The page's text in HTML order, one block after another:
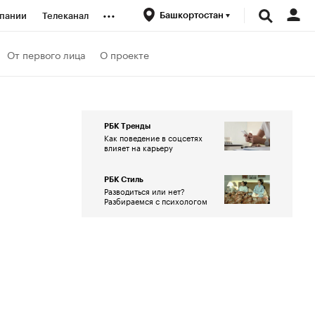
Телеканал ... Башкортостан
От первого лица О проекте
РБК Тренды
Как поведение в соцсетях
влияет на карьеру
РБК Стиль
Разводиться или нет?
Разбираемся с психологом